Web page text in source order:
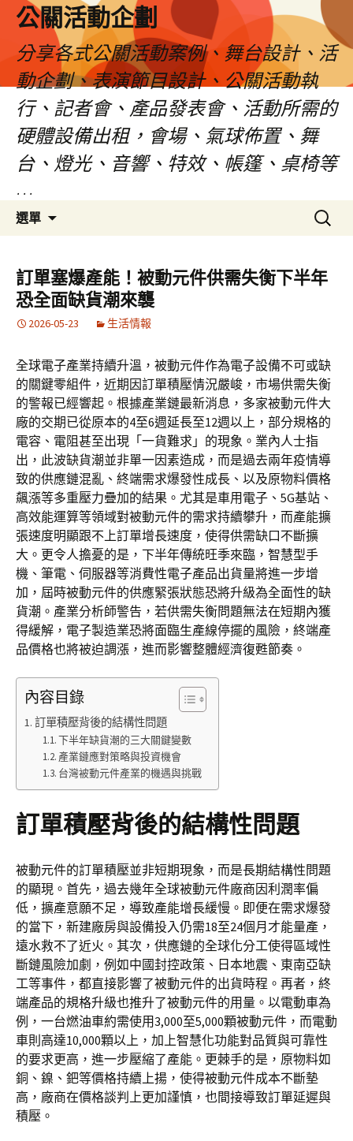
公關活動企劃
分享各式公關活動案例、舞台設計、活
動企劃、表演節目設計、公關活動執
行、記者會、產品發表會、活動所需的
硬體設備出租，會場、氣球佈置、舞
台、燈光、音響、特效、帳篷、桌椅等
…
選單
要
內
容
搜
尋
鍵
字:
訂單塞爆產能！被動元件供需失衡下半年
恐全面缺貨潮來襲
2026-05-23 生活情報
全球電子產業持續升溫，被動元件作為電子設備不可或缺
的關鍵零組件，近期因訂單積壓情況嚴峻，市場供需失衡
的警報已經響起。根據產業鏈最新消息，多家被動元件大
廠的交期已從原本的4至6週延長至12週以上，部分規格的
電容、電阻甚至出現「一貨難求」的現象。業內人士指
出，此波缺貨潮並非單一因素造成，而是過去兩年疫情導
致的供應鏈混亂、終端需求爆發性成長、以及原物料價格
飆漲等多重壓力疊加的結果。尤其是車用電子、5G基站、
高效能運算等領域對被動元件的需求持續攀升，而產能擴
張速度明顯跟不上訂單增長速度，使得供需缺口不斷擴
大。更令人擔憂的是，下半年傳統旺季來臨，智慧型手
機、筆電、伺服器等消費性電子產品出貨量將進一步增
加，屆時被動元件的供應緊張狀態恐將升級為全面性的缺
貨潮。產業分析師警告，若供需失衡問題無法在短期內獲
得緩解，電子製造業恐將面臨生產線停擺的風險，終端產
品價格也將被迫調漲，進而影響整體經濟復甦節奏。
內容目錄
訂單積壓背後的結構性問題
下半年缺貨潮的三大關鍵變數
產業鏈應對策略與投資機會
台灣被動元件產業的機遇與挑戰
訂單積壓背後的結構性問題
被動元件的訂單積壓並非短期現象，而是長期結構性問題
的顯現。首先，過去幾年全球被動元件廠商因利潤率偏
低，擴產意願不足，導致產能增長緩慢。即便在需求爆發
的當下，新建廠房與設備投入仍需18至24個月才能量產，
遠水救不了近火。其次，供應鏈的全球化分工使得區域性
斷鏈風險加劇，例如中國封控政策、日本地震、東南亞缺
工等事件，都直接影響了被動元件的出貨時程。再者，終
端產品的規格升級也推升了被動元件的用量。以電動車為
例，一台燃油車約需使用3,000至5,000顆被動元件，而電動
車則高達10,000顆以上，加上智慧化功能對品質與可靠性
的要求更高，進一步壓縮了產能。更棘手的是，原物料如
銅、鎳、鈀等價格持續上揚，使得被動元件成本不斷墊
高，廠商在價格談判上更加謹慎，也間接導致訂單延遲與
積壓。